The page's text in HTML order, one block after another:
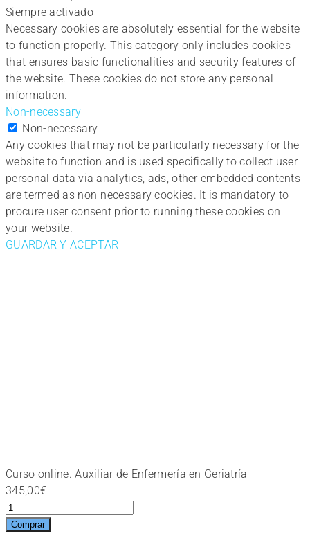
Siempre activado
Necessary cookies are absolutely essential for the website
to function properly. This category only includes cookies
that ensures basic functionalities and security features of
the website. These cookies do not store any personal
information.
Non-necessary
Non-necessary
Any cookies that may not be particularly necessary for the
website to function and is used specifically to collect user
personal data via analytics, ads, other embedded contents
are termed as non-necessary cookies. It is mandatory to
procure user consent prior to running these cookies on
your website.
GUARDAR Y ACEPTAR
Curso online. Auxiliar de Enfermería en Geriatría
345,00€
Curso
online.
Comprar